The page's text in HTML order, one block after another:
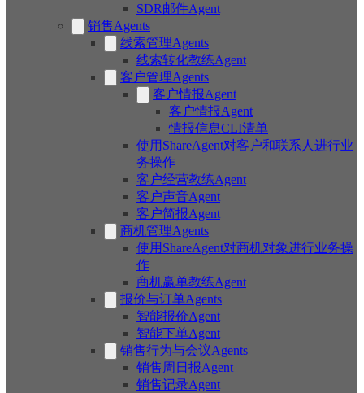
SDR邮件Agent
销售Agents
线索管理Agents
线索转化教练Agent
客户管理Agents
客户情报Agent
客户情报Agent
情报信息CLI清单
使用ShareAgent对客户和联系人进行业
务操作
客户经营教练Agent
客户声音Agent
客户简报Agent
商机管理Agents
使用ShareAgent对商机对象进行业务操
作
商机赢单教练Agent
报价与订单Agents
智能报价Agent
智能下单Agent
销售行为与会议Agents
销售周日报Agent
销售记录Agent